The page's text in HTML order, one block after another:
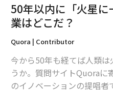
関連記事
50年以内に「火星
業はどこだ？
Quora | Contributor
今から50年も経てば人類
うか。質問サイトQuoraに
のイノベーションの提唱